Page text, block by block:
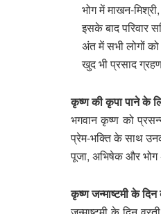
भोग में माखन-
इसके बाद परिवार
अंत में सभी लोगों
खुद भी प्रसाद
कृष्ण की कृपा पाने के
भगवान कृष्ण को
प्रेम-भक्ति के साथ
पूजा, अभिषेक और
कृष्ण जन्माष्टमी के दिन